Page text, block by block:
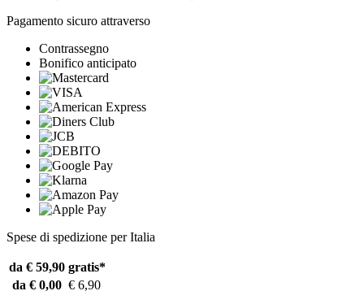
Pagamento sicuro attraverso
Contrassegno
Bonifico anticipato
Spese di spedizione per Italia
da € 59,90 gratis*
da € 0,00 € 6,90